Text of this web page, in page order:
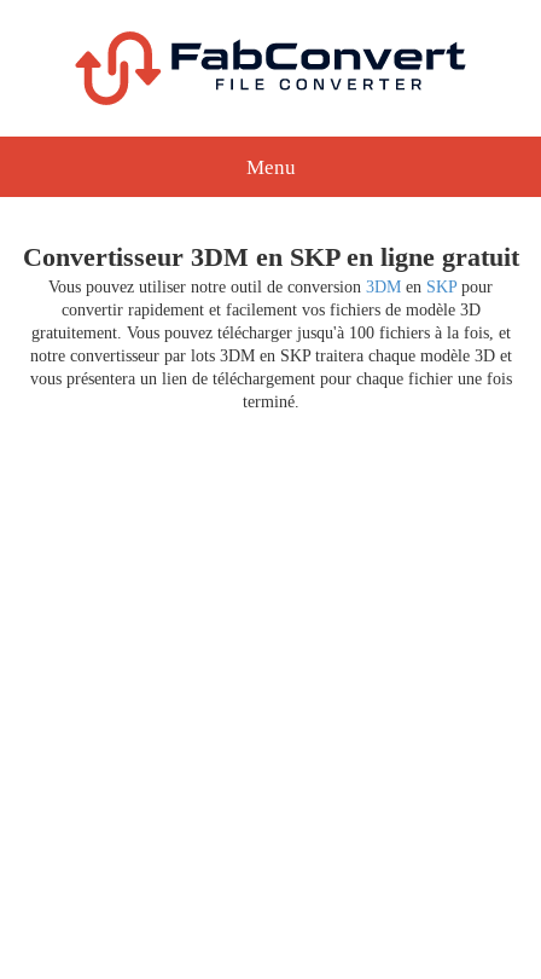
Menu
Convertisseur 3DM en SKP en ligne gratuit
Vous pouvez utiliser notre outil de conversion 3DM en SKPpour
convertir rapidement et facilement vos fichiers de modèle 3D
gratuitement. Vous pouvez télécharger jusqu'à 100 fichiers à la fois, et
notre convertisseur par lots 3DM en SKP traitera chaque modèle 3D et
vous présentera un lien de téléchargement pour chaque fichier une fois
terminé.